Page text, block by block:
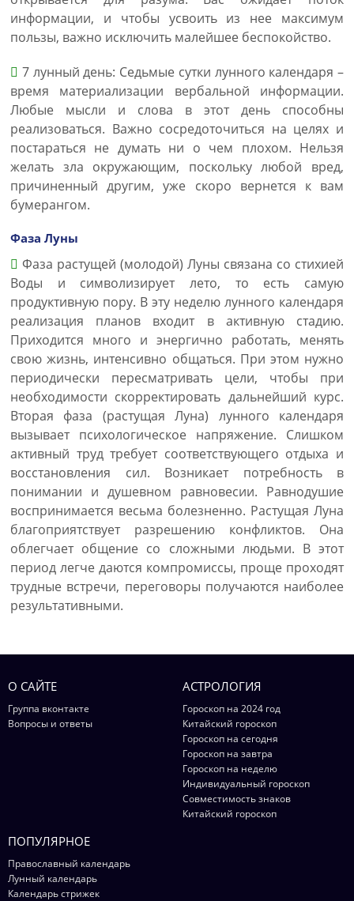
информации, и чтобы усвоить из нее максимум
пользы, важно исключить малейшее беспокойство.
7 лунный день: Седьмые сутки лунного календаря –
время материализации вербальной информации.
Любые мысли и слова в этот день способны
реализоваться. Важно сосредоточиться на целях и
постараться не думать ни о чем плохом. Нельзя
желать зла окружающим, поскольку любой вред,
причиненный другим, уже скоро вернется к вам
бумерангом.
Фаза Луны
Фаза растущей (молодой) Луны связана со стихией
Воды и символизирует лето, то есть самую
продуктивную пору. В эту неделю лунного календаря
реализация планов входит в активную стадию.
Приходится много и энергично работать, менять
свою жизнь, интенсивно общаться. При этом нужно
периодически пересматривать цели, чтобы при
необходимости скорректировать дальнейший курс.
Вторая фаза (растущая Луна) лунного календаря
вызывает психологическое напряжение. Слишком
активный труд требует соответствующего отдыха и
восстановления сил. Возникает потребность в
понимании и душевном равновесии. Равнодушие
воспринимается весьма болезненно. Растущая Луна
благоприятствует разрешению конфликтов. Она
облегчает общение со сложными людьми. В этот
период легче даются компромиссы, проще проходят
трудные встречи, переговоры получаются наиболее
результативными.
О САЙТЕ
Группа вконтакте
Вопросы и ответы
АСТРОЛОГИЯ
Гороскоп на 2024 год
Китайский гороскоп
Гороскоп на сегодня
Гороскоп на завтра
Гороскоп на неделю
Индивидуальный гороскоп
Совместимость знаков
Китайский гороскоп
ПОПУЛЯРНОЕ
Православный календарь
Лунный календарь
Календарь стрижек